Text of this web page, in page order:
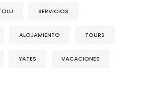
SERVICIOS
ALOJAMIENTO TOURS
YATES VACACIONES